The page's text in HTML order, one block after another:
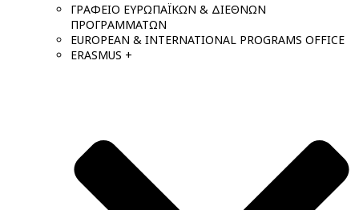
ΓΡΑΦΕΙΟ ΕΥΡΩΠΑΪΚΩΝ & ΔΙΕΘΝΩΝ
ΠΡΟΓΡΑΜΜΑΤΩΝ
EUROPEAN & INTERNATIONAL PROGRAMS OFFICE
ERASMUS +